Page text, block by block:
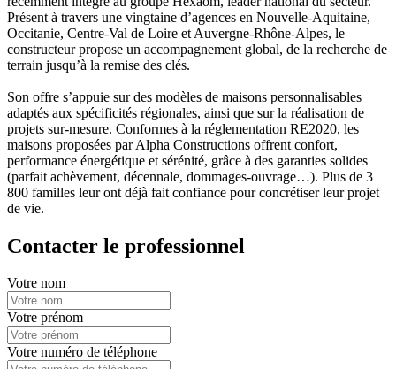
Présent à travers une vingtaine d’agences en Nouvelle-Aquitaine,
Occitanie, Centre-Val de Loire et Auvergne-Rhône-Alpes, le
constructeur propose un accompagnement global, de la recherche de
terrain jusqu’à la remise des clés.
Son offre s’appuie sur des modèles de maisons personnalisables
adaptés aux spécificités régionales, ainsi que sur la réalisation de
projets sur-mesure. Conformes à la réglementation RE2020, les
maisons proposées par Alpha Constructions offrent confort,
performance énergétique et sérénité, grâce à des garanties solides
(parfait achèvement, décennale, dommages-ouvrage…). Plus de 3
800 familles leur ont déjà fait confiance pour concrétiser leur projet
de vie.
Contacter le professionnel
Votre nom
Votre prénom
Votre numéro de téléphone